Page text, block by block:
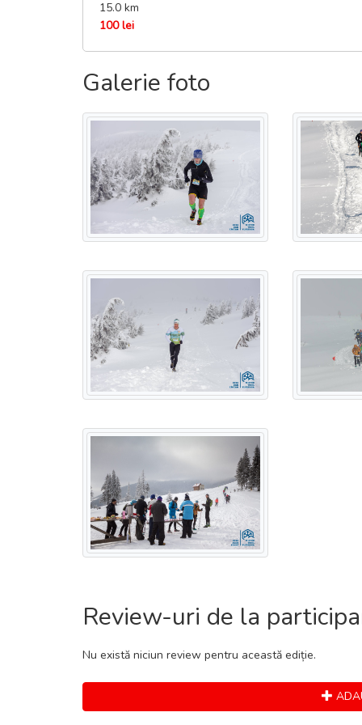
Inchiderea evenimentului
***In lucru.
15.0 km
100 lei
Galerie foto
Review-uri de la
Nu există niciun review pentru această ediție.